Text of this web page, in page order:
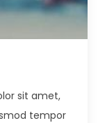
sit amet,
tempor